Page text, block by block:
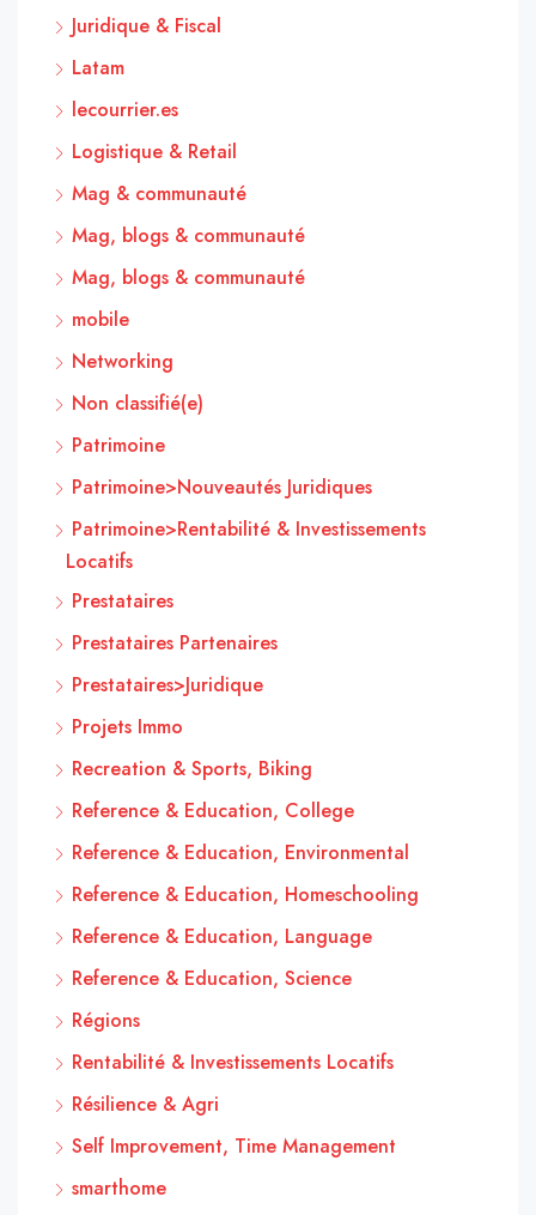
Juridique & Fiscal
Latam
lecourrier.es
Logistique & Retail
Mag & communauté
Mag, blogs & communauté
Mag, blogs & communauté
mobile
Networking
Non classifié(e)
Patrimoine
Patrimoine>Nouveautés Juridiques
Patrimoine>Rentabilité & Investissements
Locatifs
Prestataires
Prestataires Partenaires
Prestataires>Juridique
Projets Immo
Recreation & Sports, Biking
Reference & Education, College
Reference & Education, Environmental
Reference & Education, Homeschooling
Reference & Education, Language
Reference & Education, Science
Régions
Rentabilité & Investissements Locatifs
Résilience & Agri
Self Improvement, Time Management
smarthome